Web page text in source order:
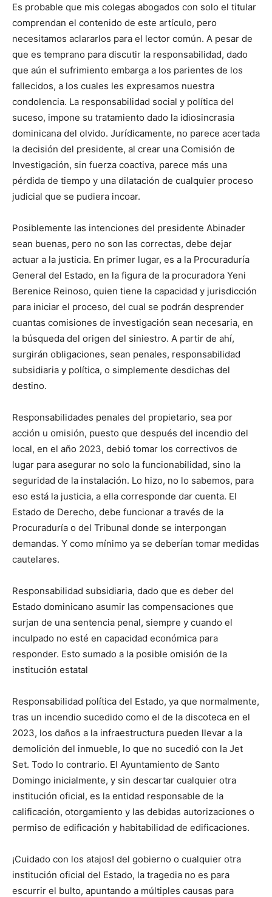
Es probable que mis colegas abogados con solo el titular
comprendan el contenido de este artículo, pero
necesitamos aclararlos para el lector común. A pesar de
que es temprano para discutir la responsabilidad, dado
que aún el sufrimiento embarga a los parientes de los
fallecidos, a los cuales les expresamos nuestra
condolencia. La responsabilidad social y política del
suceso, impone su tratamiento dado la idiosincrasia
dominicana del olvido. Jurídicamente, no parece acertada
la decisión del presidente, al crear una Comisión de
Investigación, sin fuerza coactiva, parece más una
pérdida de tiempo y una dilatación de cualquier proceso
judicial que se pudiera incoar.
Posiblemente las intenciones del presidente Abinader
sean buenas, pero no son las correctas, debe dejar
actuar a la justicia. En primer lugar, es a la Procuraduría
General del Estado, en la figura de la procuradora Yeni
Berenice Reinoso, quien tiene la capacidad y jurisdicción
para iniciar el proceso, del cual se podrán desprender
cuantas comisiones de investigación sean necesaria, en
la búsqueda del origen del siniestro. A partir de ahí,
surgirán obligaciones, sean penales, responsabilidad
subsidiaria y política, o simplemente desdichas del
destino.
Responsabilidades penales del propietario, sea por
acción u omisión, puesto que después del incendio del
local, en el año 2023, debió tomar los correctivos de
lugar para asegurar no solo la funcionabilidad, sino la
seguridad de la instalación. Lo hizo, no lo sabemos, para
eso está la justicia, a ella corresponde dar cuenta. El
Estado de Derecho, debe funcionar a través de la
Procuraduría o del Tribunal donde se interpongan
demandas. Y como mínimo ya se deberían tomar medidas
cautelares.
Responsabilidad subsidiaria, dado que es deber del
Estado dominicano asumir las compensaciones que
surjan de una sentencia penal, siempre y cuando el
inculpado no esté en capacidad económica para
responder. Esto sumado a la posible omisión de la
institución estatal
Responsabilidad política del Estado, ya que normalmente,
tras un incendio sucedido como el de la discoteca en el
2023, los daños a la infraestructura pueden llevar a la
demolición del inmueble, lo que no sucedió con la Jet
Set. Todo lo contrario. El Ayuntamiento de Santo
Domingo inicialmente, y sin descartar cualquier otra
institución oficial, es la entidad responsable de la
calificación, otorgamiento y las debidas autorizaciones o
permiso de edificación y habitabilidad de edificaciones.
¡Cuidado con los atajos! del gobierno o cualquier otra
institución oficial del Estado, la tragedia no es para
escurrir el bulto, apuntando a múltiples causas para